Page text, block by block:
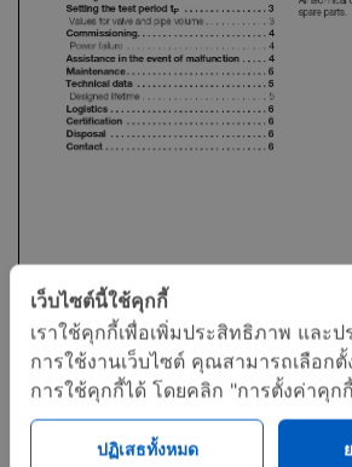
ดาวน์โหลด PDF
Butterfly valves BVG, BVA, BVH
เว็บไซต์นี้ใช้คุกกี้
เราใช้คุกกี้เพื่อเพิ่มประสิทธิภาพ และ
การใช้งานเว็บไซต์ คุณสามารถเลือก
การใช้คุกกี้ได้ โดยคลิก "การตั้งค่าคุก
ปฏิเสธทั้งหมด